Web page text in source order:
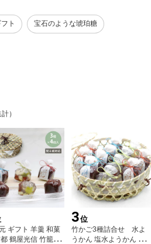
ト 宝石のような琥珀糖
）
ギフト 羊羹 和菓
鶴屋光信 竹籠12
3位
竹かご3種詰合せ 水よ
うかん 塩水ようかん せ